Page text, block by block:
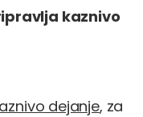
kaznivo
dejanje, za